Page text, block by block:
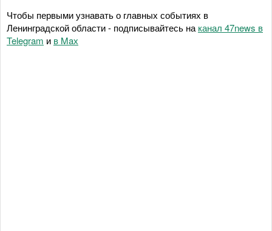
Чтобы первыми узнавать о главных событиях в
Ленинградской области - подписывайтесь на канал 47news в
Telegram и в Maх